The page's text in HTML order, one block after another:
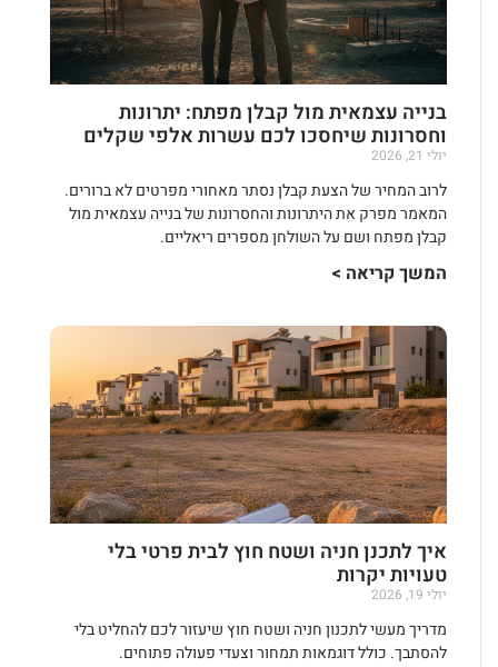
בנייה עצמאית מול קבלן מפתח: יתרונות
וחסרונות שיחסכו לכם עשרות אלפי שקלים
יולי 21, 2026
לרוב המחיר של הצעת קבלן נסתר מאחורי מפרטים לא ברורים.
המאמר מפרק את היתרונות והחסרונות של בנייה עצמאית מול
קבלן מפתח ושם על השולחן מספרים ריאליים.
המשך קריאה >
איך לתכנן חניה ושטח חוץ לבית פרטי בלי
טעויות יקרות
יולי 19, 2026
מדריך מעשי לתכנון חניה ושטח חוץ שיעזור לכם להחליט בלי
להסתבך. כולל דוגמאות תמחור וצעדי פעולה פתוחים.